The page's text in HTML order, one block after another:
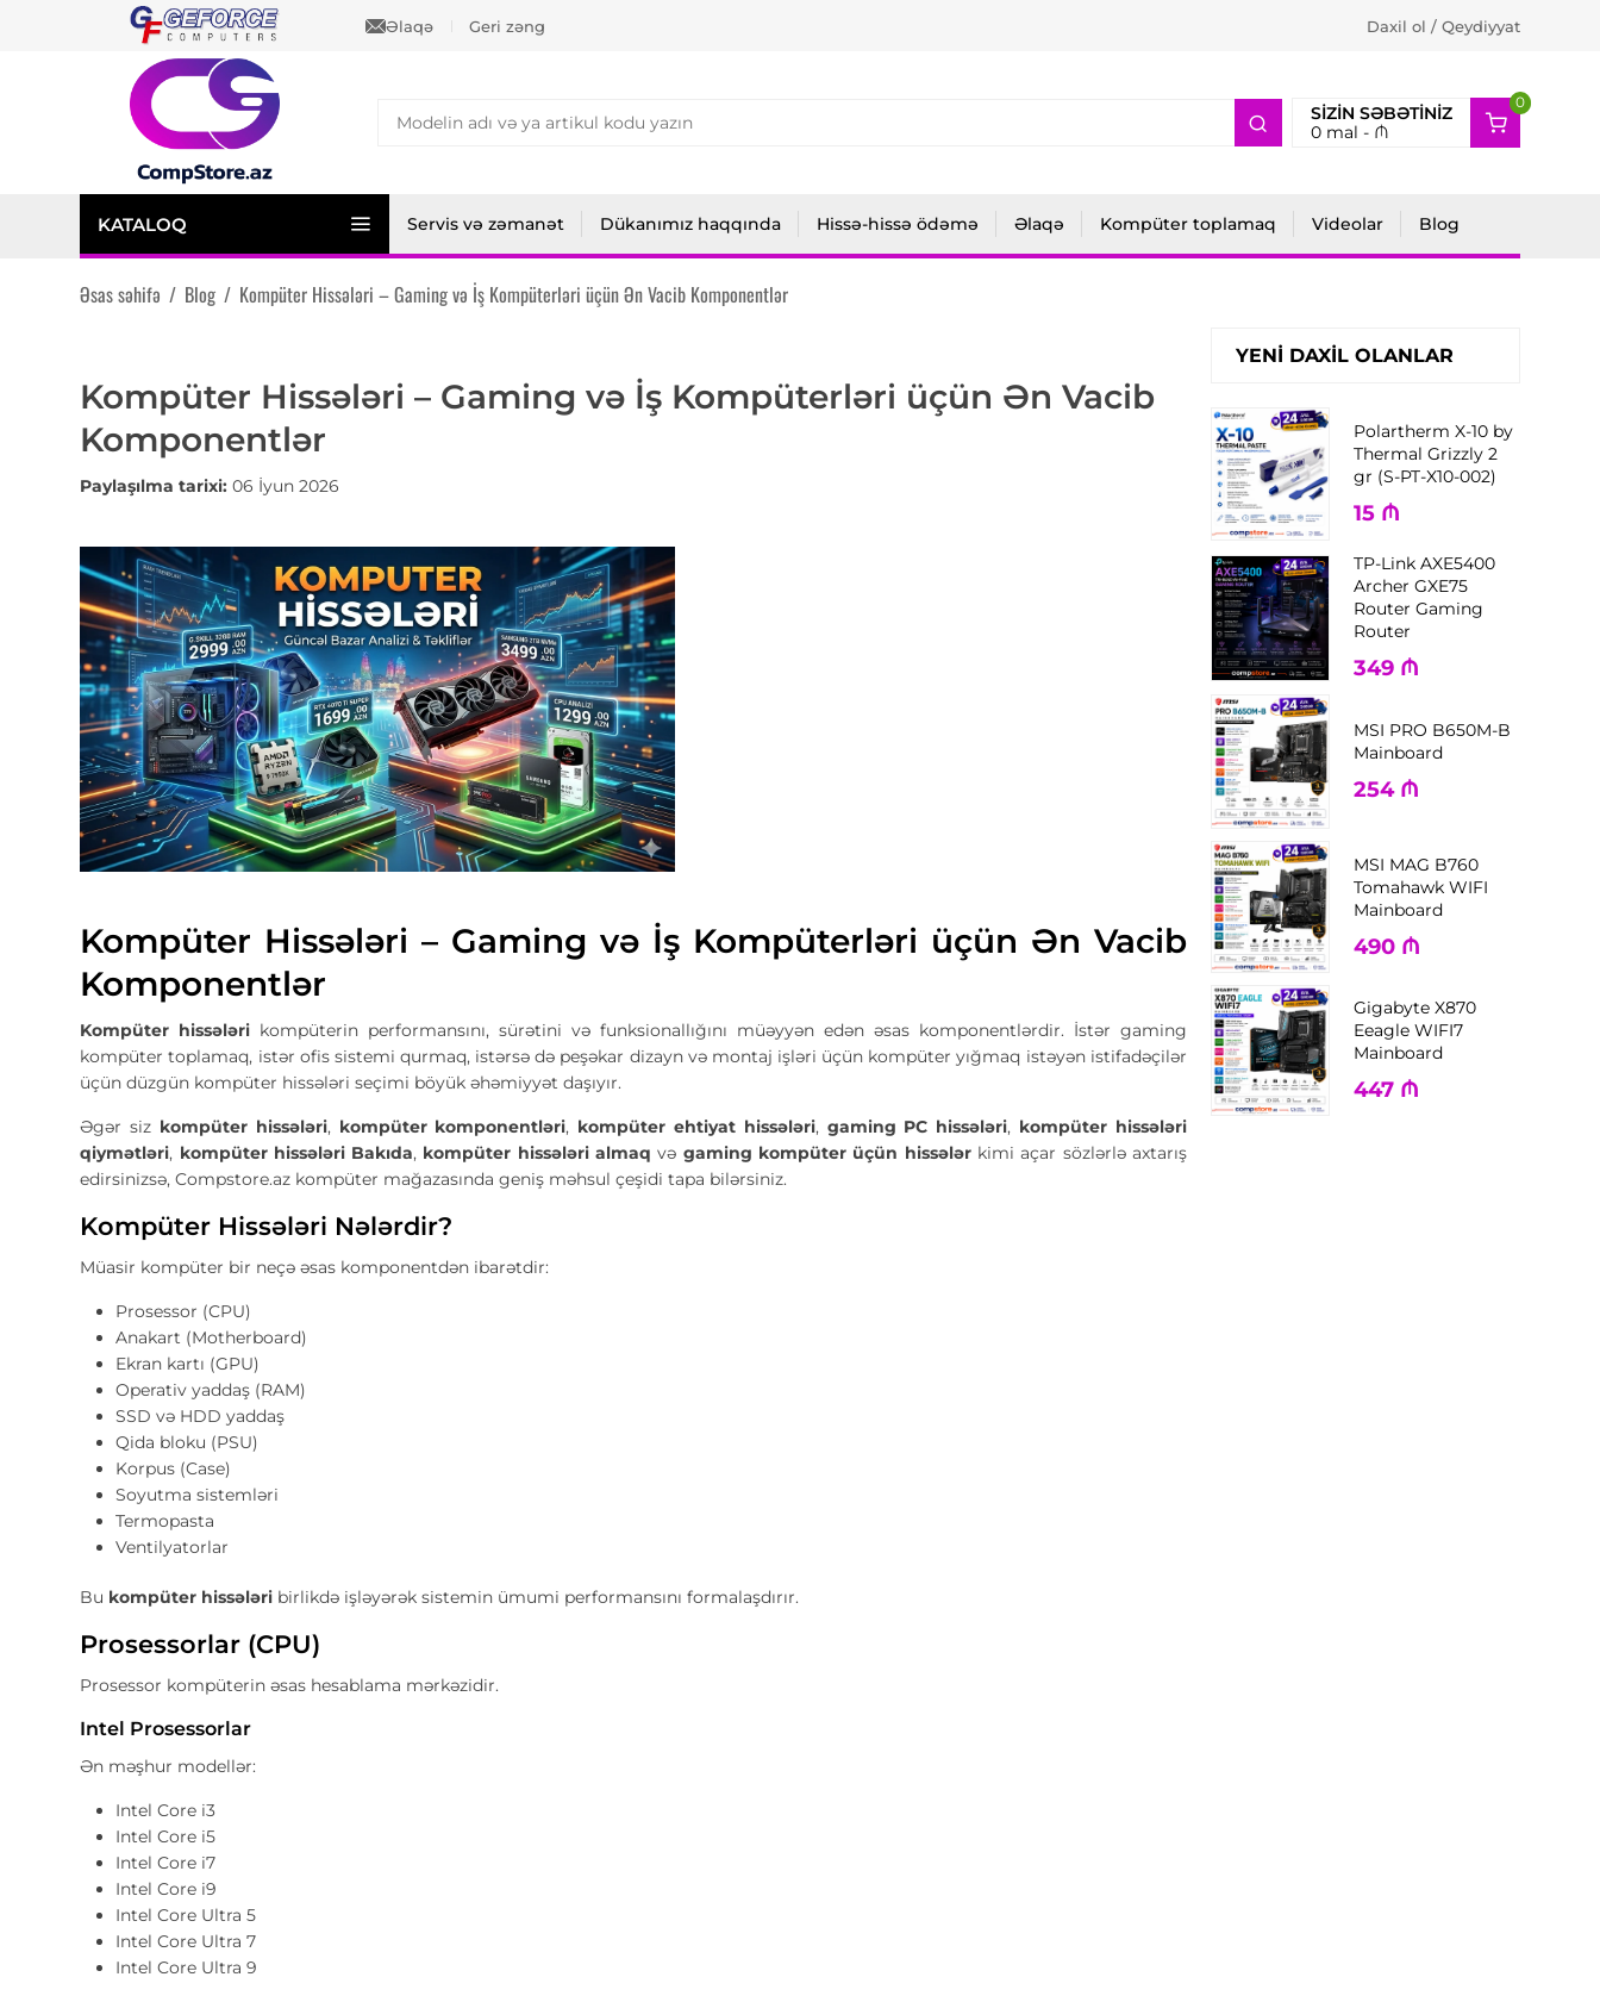
Əlaqə Geri zəng Daxil ol / Qeydiyyat
SIZIN SƏBƏTINIZ
0mal - ₼
0
2
KATALOQ Servis və zəmanət Dükanımız haqqında Hissə-hissə ödəmə Əlaqə Kompüter toplamaq Videolar Blog
Əsas səhifə / Blog / Kompüter Hissələri – Gaming və İş Kompüterləri üçün Ən Vacib Komponentlər
YENI DAXIL OLANLAR
Polartherm X-10 by
Thermal Grizzly 2
gr (S-PT-X10-002)
15 ₼
TP-Link AXE5400
Archer GXE75
Router Gaming
Router
349 ₼
MSI PRO B650M-B
Mainboard
254 ₼
MSI MAG B760
Tomahawk WIFI
Mainboard
490 ₼
Gigabyte X870
Eeagle WIFI7
Mainboard
447 ₼
Kompüter Hissələri – Gaming və İş Kompüterləri üçün Ən Vacib
Komponentlər
Paylaşılma tarixi:06 İyun 2026
Kompüter Hissələri – Gaming və İş Kompüterləri üçün Ən Vacib
Komponentlər
Kompüter hissələri kompüterin performansını, sürətini və funksionallığını müəyyən edən əsas komponentlərdir. İstər gaming
kompüter toplamaq, istər ofis sistemi qurmaq, istərsə də peşəkar dizayn və montaj işləri üçün kompüter yığmaq istəyən istifadəçilər
üçün düzgün kompüter hissələri seçimi böyük əhəmiyyət daşıyır.
Əgər siz kompüter hissələri, kompüter komponentləri, kompüter ehtiyat hissələri, gaming PC hissələri, kompüter hissələri
qiymətləri, kompüter hissələri Bakıda, kompüter hissələri almaq və gaming kompüter üçün hissələrkimi açar sözlərlə axtarış
edirsinizsə, Compstore.az kompüter mağazasında geniş məhsul çeşidi tapa bilərsiniz.
Kompüter Hissələri Nələrdir?
Müasir kompüter bir neçə əsas komponentdən ibarətdir:
Prosessor (CPU)
Anakart (Motherboard)
Ekran kartı (GPU)
Operativ yaddaş (RAM)
SSD və HDD yaddaş
Qida bloku (PSU)
Korpus (Case)
Soyutma sistemləri
Termopasta
Ventilyatorlar
Bu kompüter hissələri birlikdə işləyərək sistemin ümumi performansını formalaşdırır.
Prosessorlar (CPU)
Prosessor kompüterin əsas hesablama mərkəzidir.
Intel Prosessorlar
Ən məşhur modellər:
Intel Core i3
Intel Core i5
Intel Core i7
Intel Core i9
Intel Core Ultra 5
Intel Core Ultra 7
Intel Core Ultra 9